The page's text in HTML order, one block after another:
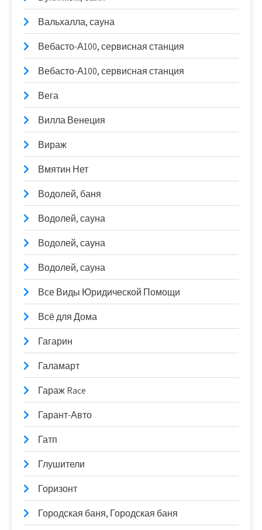
Вальхалла, сауна
Вебасто-А100, сервисная станция
Вебасто-А100, сервисная станция
Вега
Вилла Венеция
Вираж
Вмятин Нет
Водолей, баня
Водолей, сауна
Водолей, сауна
Водолей, сауна
Все Виды Юридической Помощи
Всё для Дома
Гагарин
Галамарт
Гараж Race
Гарант-Авто
Гатп
Глушители
Горизонт
Городская баня, Городская баня